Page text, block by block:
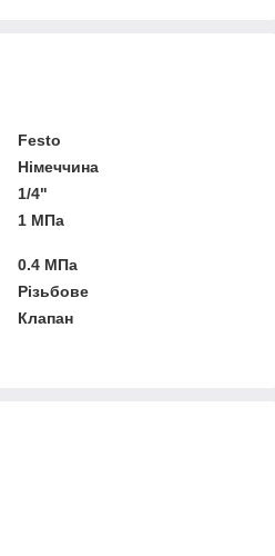
Festo
Німеччина
1/4"
1 МПа
0.4 МПа
Різьбове
Клапан